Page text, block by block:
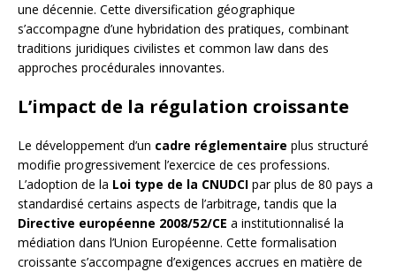
une décennie. Cette diversification géographique
s’accompagne d’une hybridation des pratiques, combinant
traditions juridiques civilistes et common law dans des
approches procédurales innovantes.
L’impact de la régulation croissante
Le développement d’un cadre réglementaire plus structuré
modifie progressivement l’exercice de ces professions.
L’adoption de la Loi type de la CNUDCI par plus de 80 pays a
standardisé certains aspects de l’arbitrage, tandis que la
Directive européenne 2008/52/CE a institutionnalisé la
médiation dans l’Union Européenne. Cette formalisation
croissante s’accompagne d’exigences accrues en matière de